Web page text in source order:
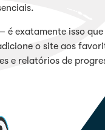
é exatamente isso que
o site aos
e relatórios de